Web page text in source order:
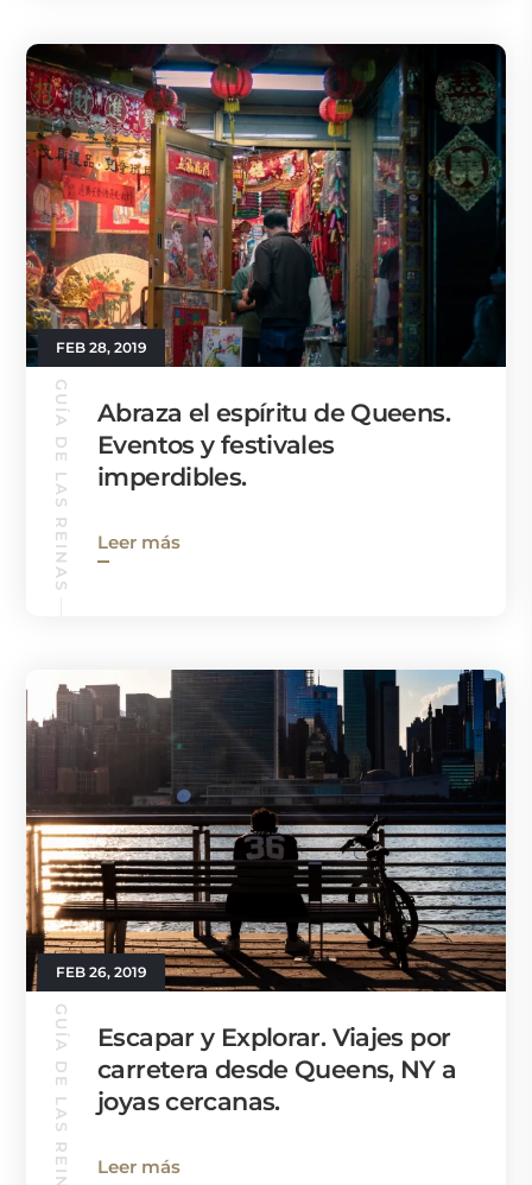
FEB 28, 2019
GUÍA DE LAS REINAS
Abraza el espíritu de Queens.
Eventos y festivales
imperdibles.
Leer más
FEB 26, 2019
GUÍA DE LAS REINAS
Escapar y Explorar. Viajes por
carretera desde Queens, NY a
joyas cercanas.
Leer más